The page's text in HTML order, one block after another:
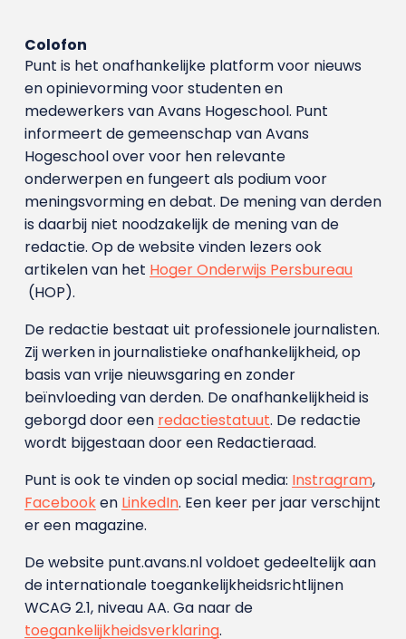
Colofon
Punt is het onafhankelijke platform voor nieuws
en opinievorming voor studenten en
medewerkers van Avans Hoge­school. Punt
informeert de gemeenschap van Avans
Hogeschool over voor hen relevante
onderwerpen en fungeert als podium voor
meningsvorming en debat. De mening van derden
is daarbij niet noodzakelijk de mening van de
redactie. Op de website vinden lezers ook
artikelen van het Hoger Onderwijs Persbureau
(HOP).
De redactie bestaat uit professionele journalisten.
Zij werken in journalistieke onafhankelijkheid, op
basis van vrije nieuwsgaring en zonder
beïnvloeding van derden. De onafhankelijkheid is
geborgd door een redactiestatuut. De redactie
wordt bijgestaan door een Redactieraad.
Punt is ook te vinden op social media: Instragram,
Facebooken LinkedIn. Een keer per jaar verschijnt
er een magazine.
De website punt.avans.nl voldoet gedeeltelijk aan
de internationale toegankelijkheidsrichtlijnen
WCAG 2.1, niveau AA. Ga naar de
toegankelijkheidsverklaring.